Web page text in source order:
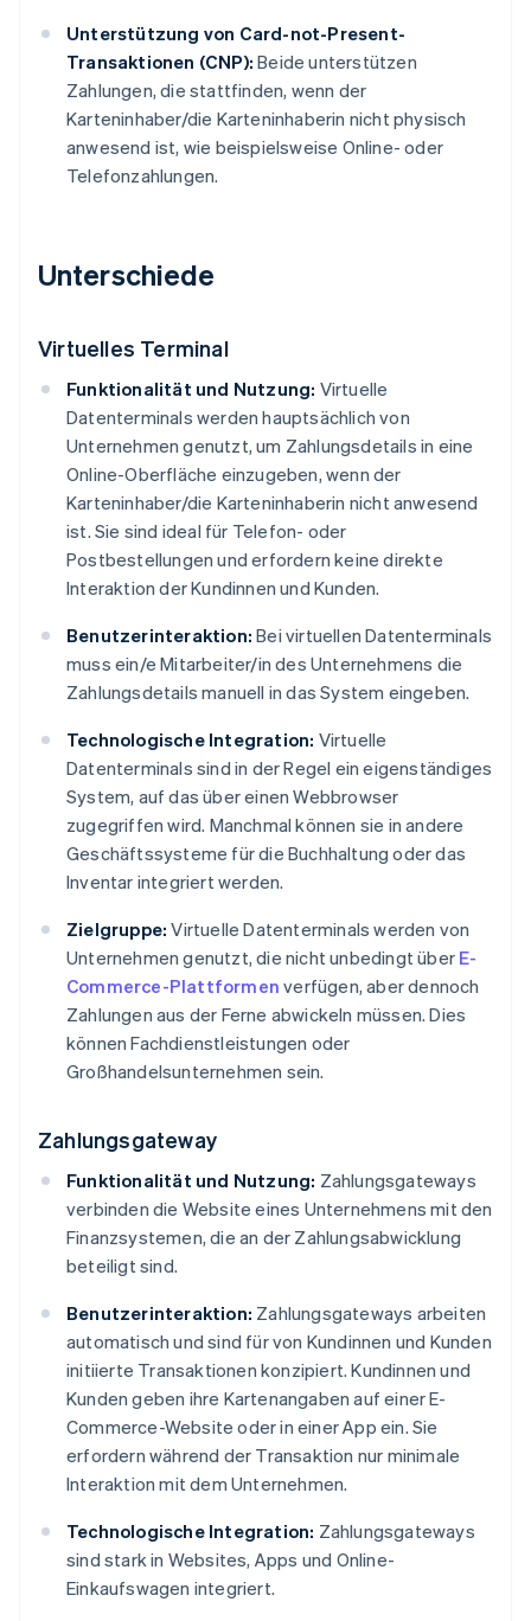
Unterstützung von Card-not-Present-
Transaktionen (CNP): Beide unterstützen
Zahlungen, die stattfinden, wenn der
Karteninhaber/die Karteninhaberin nicht physisch
anwesend ist, wie beispielsweise Online- oder
Telefonzahlungen.
Unterschiede
Virtuelles Terminal
Funktionalität und Nutzung: Virtuelle
Datenterminals werden hauptsächlich von
Unternehmen genutzt, um Zahlungsdetails in eine
Online-Oberfläche einzugeben, wenn der
Karteninhaber/die Karteninhaberin nicht anwesend
ist. Sie sind ideal für Telefon- oder
Postbestellungen und erfordern keine direkte
Interaktion der Kundinnen und Kunden.
Benutzerinteraktion: Bei virtuellen Datenterminals
muss ein/e Mitarbeiter/in des Unternehmens die
Zahlungsdetails manuell in das System eingeben.
Technologische Integration: Virtuelle
Datenterminals sind in der Regel ein eigenständiges
System, auf das über einen Webbrowser
zugegriffen wird. Manchmal können sie in andere
Geschäftssysteme für die Buchhaltung oder das
Inventar integriert werden.
Zielgruppe: Virtuelle Datenterminals werden von
Unternehmen genutzt, die nicht unbedingt über E-
Commerce-Plattformen verfügen, aber dennoch
Zahlungen aus der Ferne abwickeln müssen. Dies
können Fachdienstleistungen oder
Großhandelsunternehmen sein.
Zahlungsgateway
Funktionalität und Nutzung: Zahlungsgateways
verbinden die Website eines Unternehmens mit den
Finanzsystemen, die an der Zahlungsabwicklung
beteiligt sind.
Benutzerinteraktion: Zahlungsgateways arbeiten
automatisch und sind für von Kundinnen und Kunden
initiierte Transaktionen konzipiert. Kundinnen und
Kunden geben ihre Kartenangaben auf einer E-
Commerce-Website oder in einer App ein. Sie
erfordern während der Transaktion nur minimale
Interaktion mit dem Unternehmen.
Technologische Integration: Zahlungsgateways
sind stark in Websites, Apps und Online-
Einkaufswagen integriert.